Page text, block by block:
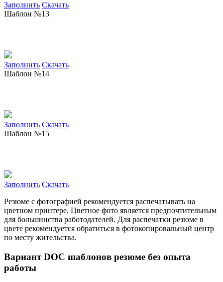
Заполнить Скачать
Шаблон №13
Заполнить Скачать
Шаблон №14
Заполнить Скачать
Шаблон №15
Заполнить Скачать
Резюме с фотографией рекомендуется распечатывать на
цветном принтере. Цветное фото является предпочтительным
для большинства работодателей. Для распечатки резюме в
цвете рекомендуется обратиться в фотокопировальный центр
по месту жительства.
Вариант DOC шаблонов резюме без опыта
работы